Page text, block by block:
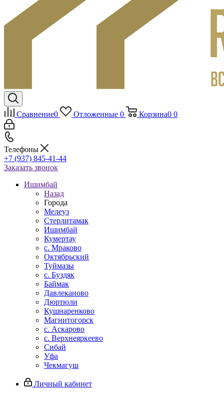
Сравнение0 Отложенные 0 Корзина0 0
Телефоны
+7 (937) 845-41-44
Заказать звонок
Ишимбай
Назад
Города
Мелеуз
Стерлитамак
Ишимбай
Кумертау
c. Мраково
Октябрьский
Туймазы
c. Буздяк
Баймак
Давлеканово
Дюртюли
Кушнаренково
Магнитогорск
с. Аскарово
с. Верхнеяркеево
Сибай
Уфа
Чекмагуш
Личный кабинет